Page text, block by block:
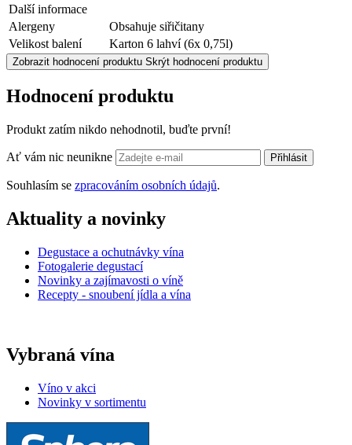
Další informace
Alergeny
Obsahuje siřičitany
Velikost balení
Karton 6 lahví (6x 0,75l)
Zobrazit hodnocení produktu Skrýt hodnocení produktu
Hodnocení produktu
Produkt zatím nikdo nehodnotil, buďte první!
Ať vám nic neunikne Přihlásit
Souhlasím se zpracováním osobních údajů.
Aktuality a novinky
Degustace a ochutnávky vína
Fotogalerie degustací
Novinky a zajímavosti o víně
Recepty - snoubení jídla a vína
Vybraná vína
Víno v akci
Novinky v sortimentu